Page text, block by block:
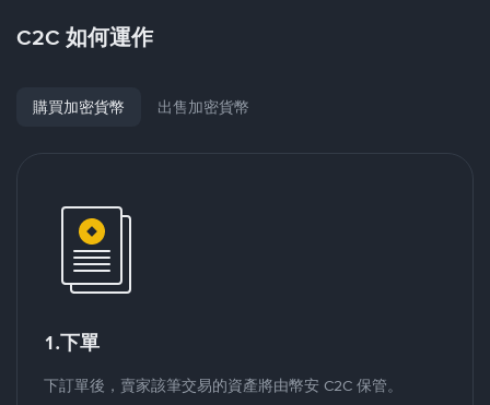
C2C 如何運作
購買加密貨幣 出售加密貨幣
1.下單
下訂單後，賣家該筆交易的資產將由幣安 C2C 保管。